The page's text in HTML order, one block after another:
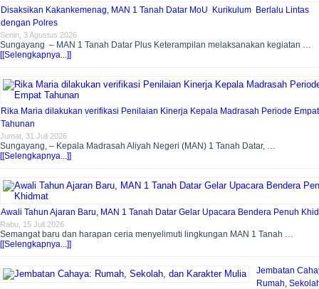
Disaksikan Kakankemenag, MAN 1 Tanah Datar MoU Kurikulum Berlalu Lintas
dengan Polres
Senin, 3 Agustus 2026
Sungayang – MAN 1 Tanah Datar Plus Keterampilan melaksanakan kegiatan …
[[Selengkapnya...]]
Rika Maria dilakukan verifikasi Penilaian Kinerja Kepala Madrasah Periode Empat
Tahunan
Jumat, 31 Juli 2026
Sungayang, – Kepala Madrasah Aliyah Negeri (MAN) 1 Tanah Datar, …
[[Selengkapnya...]]
Awali Tahun Ajaran Baru, MAN 1 Tanah Datar Gelar Upacara Bendera Penuh
Rabu, 15 Juli 2026
Semangat baru dan harapan ceria menyelimuti lingkungan MAN 1 Tanah …
[[Selengkapnya...]]
Jembatan
Rumah,